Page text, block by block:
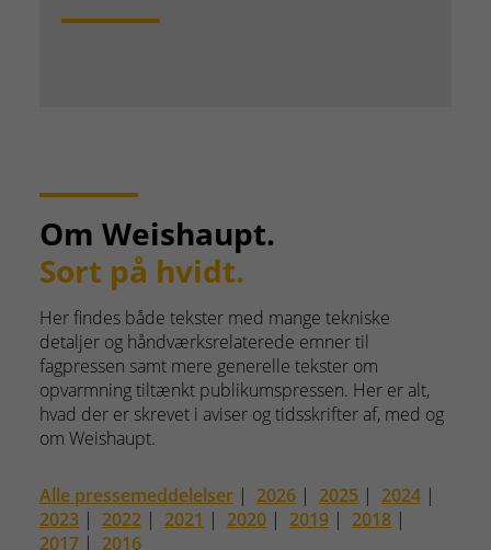
Om Weishaupt.
Sort på hvidt.
Her findes både tekster med mange tekniske
detaljer og håndværksrelaterede emner til
fagpressen samt mere generelle tekster om
opvarmning tiltænkt publikumspressen. Her er alt,
hvad der er skrevet i aviser og tidsskrifter af, med og
om Weishaupt.
Alle pressemeddelelser | 2026 | 2025 | 2024 |
2023 | 2022 | 2021 | 2020 | 2019 | 2018 |
2017 | 2016